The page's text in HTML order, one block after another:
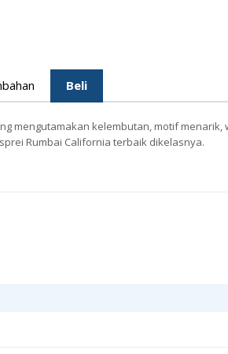
Beli
mengutamakan kelembutan, motif
Rumbai California terbaik dikelasnya.